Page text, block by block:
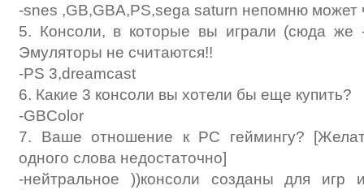
-snes ,GB,GBA,PS,sega saturn непомню
5. Консоли, в которые вы играли (сюда же
Эмуляторы не считаются!!
-PS 3,dreamcast
6. Какие 3 консоли вы хотели бы еще купить?
-GBColor
7. Ваше отношение к PC геймингу?
одного слова недостаточно]
-нейтральное ))консоли созданы для